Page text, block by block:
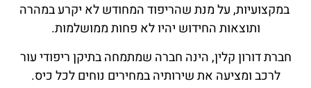
במקצועיות, על מנת שהריפוד המחודש לא יקרע במהרה
ותוצאות החידוש יהיו לא פחות ממושלמות.
חברת דורון קלין, הינה חברה שמתמחה בתיקן ריפודי עור
לרכב ומציעה את שירותיה במחירים נוחים לכל כיס.